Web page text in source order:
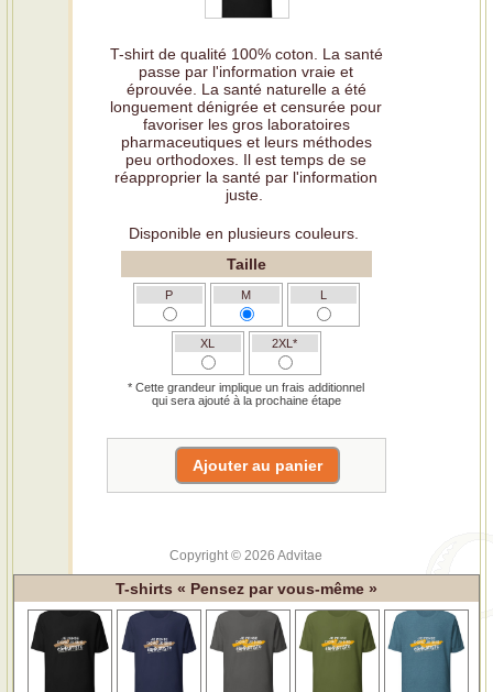
T-shirt de qualité 100% coton. La santé
passe par l'information vraie et
éprouvée. La santé naturelle a été
longuement dénigrée et censurée pour
favoriser les gros laboratoires
pharmaceutiques et leurs méthodes
peu orthodoxes. Il est temps de se
réapproprier la santé par l'information
juste.
Disponible en plusieurs couleurs.
Taille
P M L
XL 2XL*
* Cette grandeur implique un frais additionnel
qui sera ajouté à la prochaine étape
Copyright © 2026 Advitae
T-shirts « Pensez par vous-même »